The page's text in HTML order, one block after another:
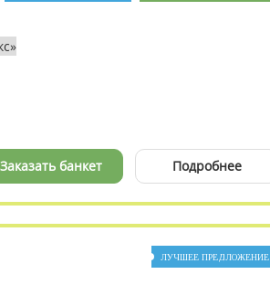
Подробнее
Заказать банкет
ЛУЧШЕЕ ПРЕДЛОЖЕНИЕ